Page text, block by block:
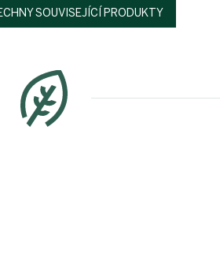
SOUVISEJÍCÍ PRODUKTY